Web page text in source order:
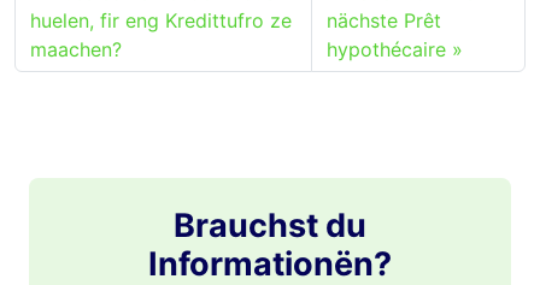
huelen, fir eng Kredittufro ze
maachen?
nächste Prêt
hypothécaire
Brauchst du
Informationën?